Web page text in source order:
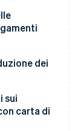
di
semplice
dei
sui
carta di